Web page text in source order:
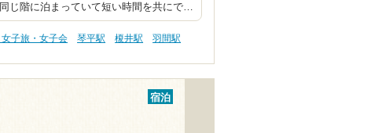
じ階に泊まっていて短い時間を共にで…
子旅・女子会 琴平駅 榎井駅
羽間駅
宿泊